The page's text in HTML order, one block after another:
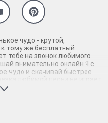
чудо - крутой,
тому же бесплатный
тебе на звонок любимого
внимательно онлайн Я с
чудо и скачивай быстрее
любимой песни не играет
на звонке. Будь
Кроме того, ты можешь